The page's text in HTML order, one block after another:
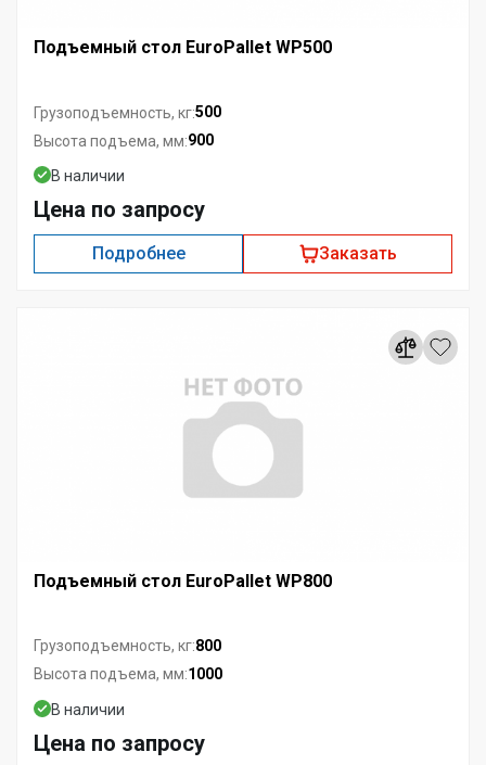
Подъемный стол EuroPallet WP500
Грузоподъемность, кг:500
Высота подъема, мм:900
В наличии
Цена по запросу
Подробнее Заказать
Подъемный стол EuroPallet WP800
Грузоподъемность, кг:800
Высота подъема, мм:1000
В наличии
Цена по запросу